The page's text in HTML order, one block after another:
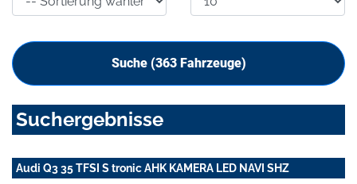
Suche (363Fahrzeuge)
Suchergebnisse
Audi Q3 35 TFSI S tronic AHK KAMERA LED NAVI SHZ